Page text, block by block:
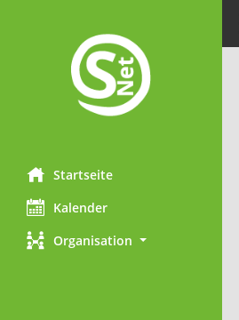
Startseite
Kalender
Organisation